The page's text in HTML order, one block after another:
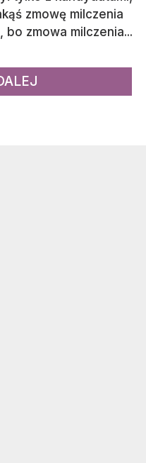
zmowę milczenia
zmowa milczenia...